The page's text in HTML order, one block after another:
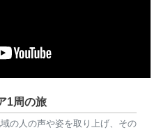
1周の旅
の人の声や姿を取り上げ、その